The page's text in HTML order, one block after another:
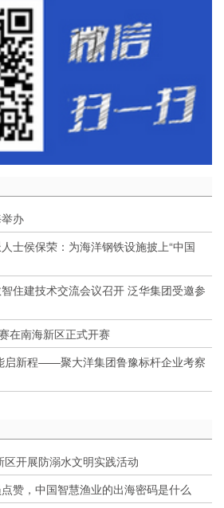
办
士侯保荣：为海洋钢铁设施披上“中国
住建技术交流会议召开 泛华集团受邀参
在南海新区正式开赛
启新程——聚大洋集团鲁豫标杆企业考察
开展防溺水文明实践活动
赞，中国智慧渔业的出海密码是什么